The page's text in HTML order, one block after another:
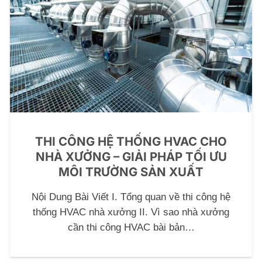
THI CÔNG HỆ THỐNG HVAC CHO
NHÀ XƯỞNG – GIẢI PHÁP TỐI ƯU
MÔI TRƯỜNG SẢN XUẤT
Nội Dung Bài Viết I. Tổng quan về thi công hệ
thống HVAC nhà xưởng II. Vì sao nhà xưởng
cần thi công HVAC bài bản…